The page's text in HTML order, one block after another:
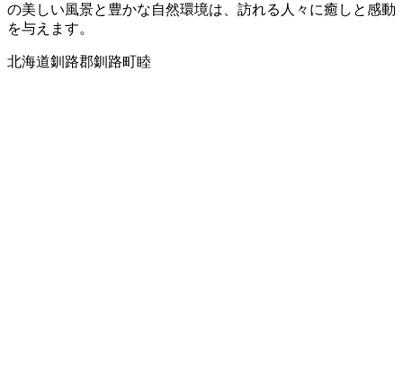
の美しい風景と豊かな自然環境は、訪れる人々に癒しと感動
を与えます。
北海道釧路郡釧路町睦